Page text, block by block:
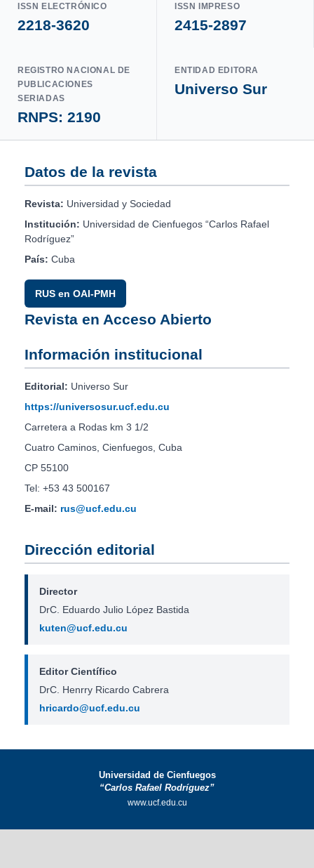
ISSN ELECTRÓNICO
2218-3620
ISSN IMPRESO
2415-2897
REGISTRO NACIONAL DE
PUBLICACIONES
SERIADAS
RNPS: 2190
ENTIDAD EDITORA
Universo Sur
Datos de la revista
Revista: Universidad y Sociedad
Institución: Universidad de Cienfuegos “Carlos Rafael
Rodríguez”
País: Cuba
RUS en OAI-PMH
Revista en Acceso Abierto
Información institucional
Editorial: Universo Sur
https://universosur.ucf.edu.cu
Carretera a Rodas km 3 1/2
Cuatro Caminos, Cienfuegos, Cuba
CP 55100
Tel: +53 43 500167
E-mail: rus@ucf.edu.cu
Dirección editorial
Director
DrC. Eduardo Julio López Bastida
kuten@ucf.edu.cu
Editor Científico
DrC. Henrry Ricardo Cabrera
hricardo@ucf.edu.cu
Universidad de Cienfuegos
“Carlos Rafael Rodríguez”
www.ucf.edu.cu